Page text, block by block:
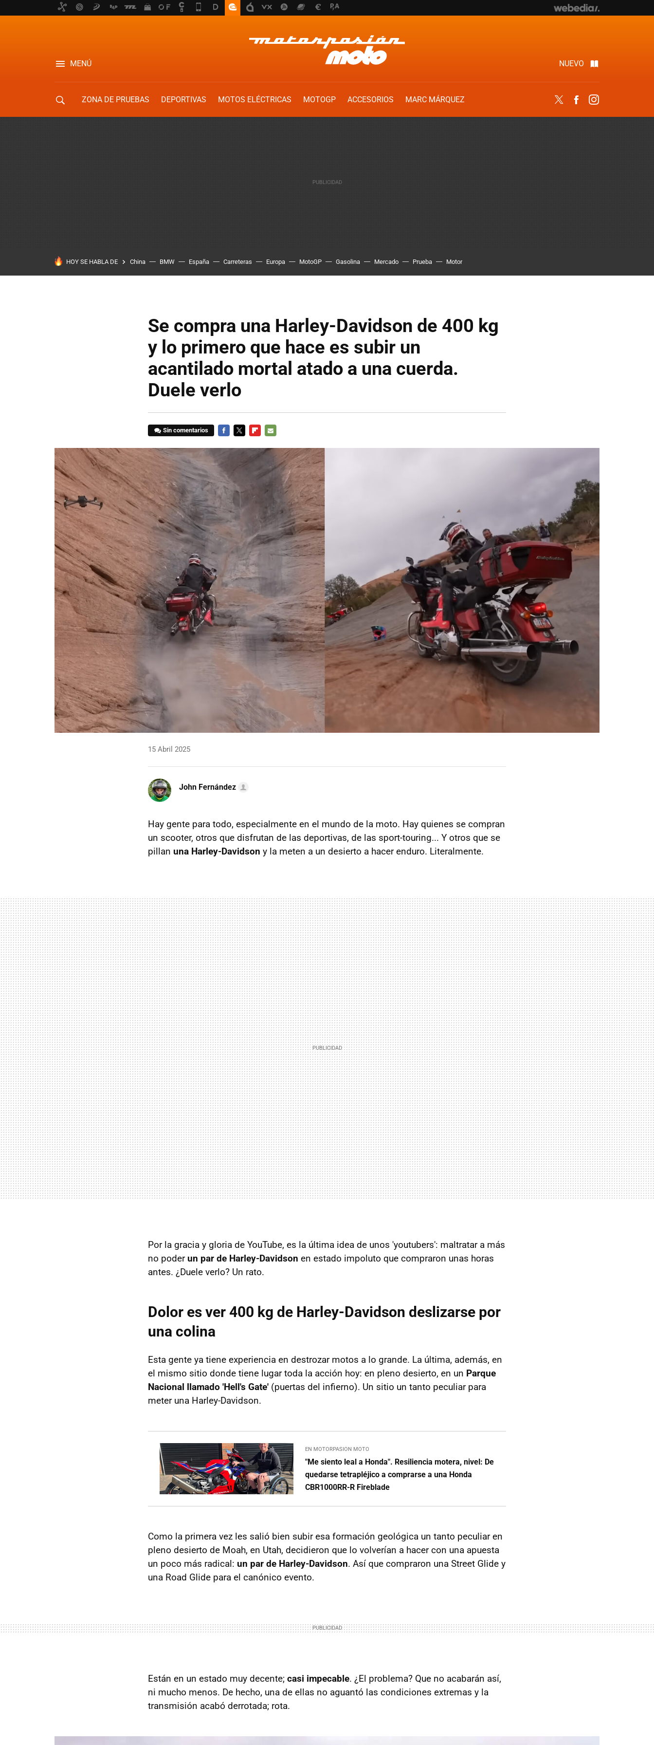
MENÚ NUEVO
ZONA DE PRUEBAS DEPORTIVAS MOTOS ELÉCTRICAS MOTOGP ACCESORIOS
MARC MÁRQUEZ
Twitter Facebook
HOY SE HABLA DE China BMW España Carreteras Europa MotoGP Gasolina Mercado Prueba Motor
Se compra una Harley-Davidson de 400 kg
y lo primero que hace es subir un
acantilado mortal atado a una cuerda.
Duele verlo
Sin comentarios
MAIL
15 Abril 2025
John Fernández
Hay gente para todo, especialmente en el mundo de la moto. Hay quienes se compran
un scooter, otros que disfrutan de las deportivas, de las sport-touring... Y otros que se
pillan una Harley-Davidson y la meten a un desierto a hacer enduro. Literalmente.
Por la gracia y gloria de YouTube, es la última idea de unos 'youtubers': maltratar a más
no poderun par de Harley-Davidson en estado impoluto que compraron unas horas
antes. ¿Duele verlo? Un rato.
Dolor es ver 400 kg de Harley-Davidson deslizarse por
una colina
Esta gente ya tiene experiencia en destrozar motos a lo grande. La última, además, en
el mismo sitio donde tiene lugar toda la acción hoy: en pleno desierto, en un Parque
Nacional llamado 'Hell's Gate' (puertas del infierno). Un sitio un tanto peculiar para
meter una Harley-Davidson.
EN MOTORPASION MOTO
"Me siento leal a Honda". Resiliencia motera, nivel: De
quedarse tetrapléjico a comprarse a una Honda
CBR1000RR-R Fireblade
Como la primera vez les salió bien subir esa formación geológica un tanto peculiar en
pleno desierto de Moah, en Utah, decidieron que lo volverían a hacer con una apuesta
un poco más radical: un par de Harley-Davidson. Así que compraron una Street Glide y
una Road Glide para el canónico evento.
Están en un estado muy decente; casi impecable. ¿El problema? Que no acabarán así,
ni mucho menos. De hecho, una de ellas no aguantó las condiciones extremas y la
transmisión acabó derrotada; rota.